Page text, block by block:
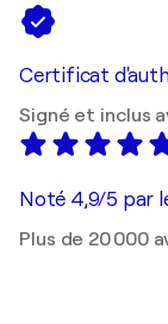
Certificat
Signé et inclus
Noté 4,9/5 par
Plus de 20 000